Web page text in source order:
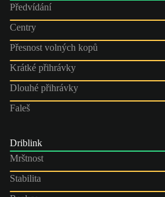
Předvídání
Centry
Přesnost volných kopů
Krátké přihrávky
Dlouhé přihrávky
Faleš
Driblink
Mrštnost
Stabilita